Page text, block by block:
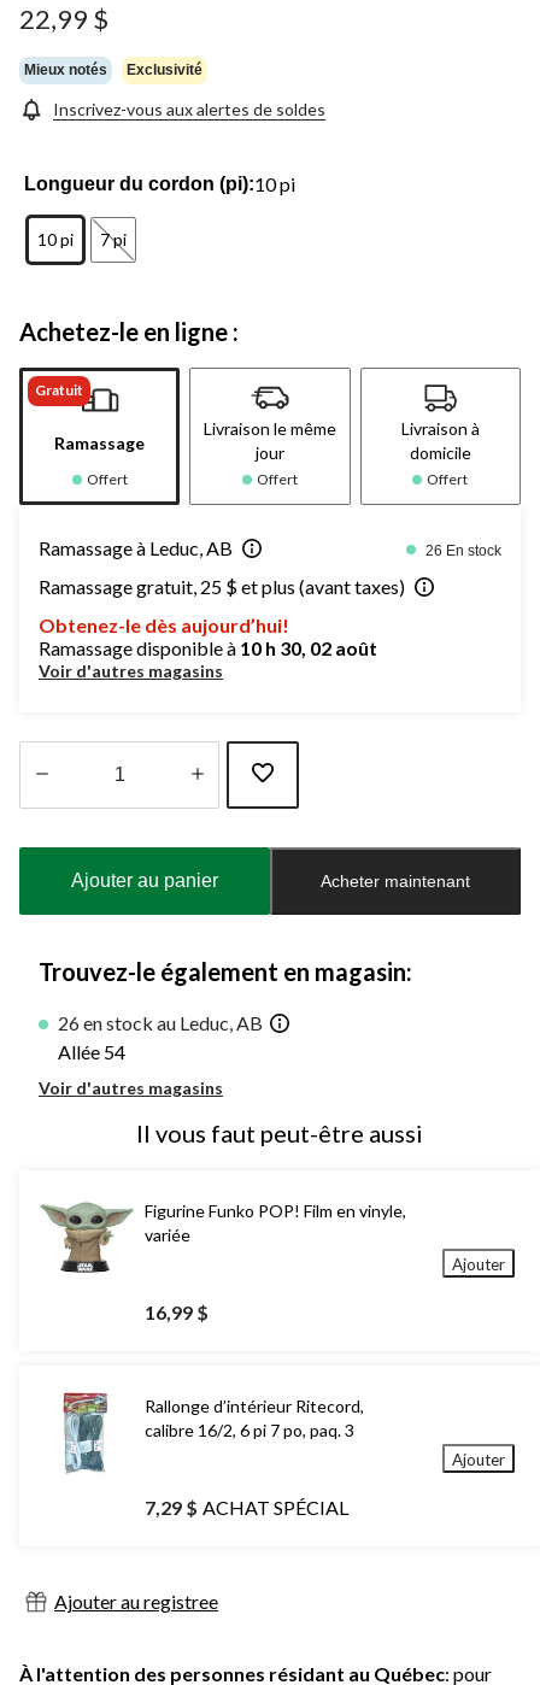
22,99 $
Mieux notés Exclusivité
Inscrivez-vous aux alertes de soldes
Longueur du cordon (pi):10 pi
10 pi 7 pi
Achetez-le en ligne :
Gratuit
Ramassage
Offert
Livraison le même
jour
Offert
Livraison à
domicile
Offert
Ramassage à Leduc, AB 26 En stock
Ramassage gratuit, 25 $ et plus (avant taxes)
Obtenez-le dès aujourd’hui!
Ramassage disponible à 10 h 30, 02 août
Voir d'autres magasins
à
Ajouter au panier Acheter maintenant
Trouvez-le également en magasin:
26 en stock au Leduc, AB
Allée 54
Voir d'autres magasins
Il vous faut peut-être aussi
Figurine Funko POP! Film en vinyle,
variée
16,99 $
Ajouter
Rallonge d’intérieur Ritecord,
calibre 16/2, 6 pi 7 po, paq. 3
7,29 $ ACHAT SPÉCIAL
Ajouter
Ajouter au registree
À l'attention des personnes résidant au Québec: pour